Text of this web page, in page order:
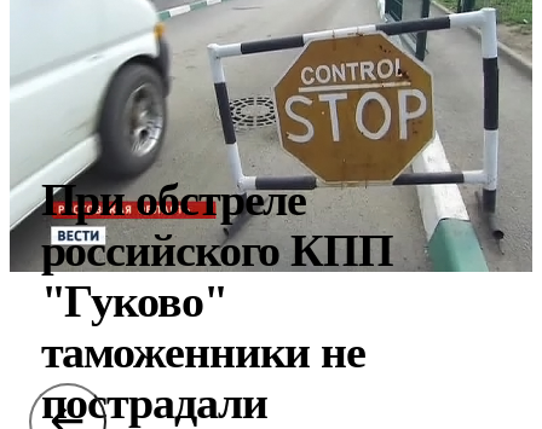
При обстреле
российского КПП
"Гуково"
таможенники не
пострадали